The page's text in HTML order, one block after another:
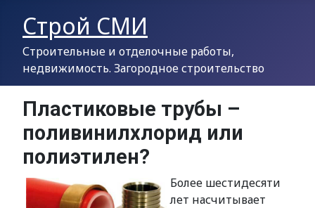
Строй СМИ
Строительные и отделочные работы,
недвижимость. Загородное строительство
Пластиковые трубы –
поливинилхлорид или
полиэтилен?
Более шестидесяти
лет насчитывает